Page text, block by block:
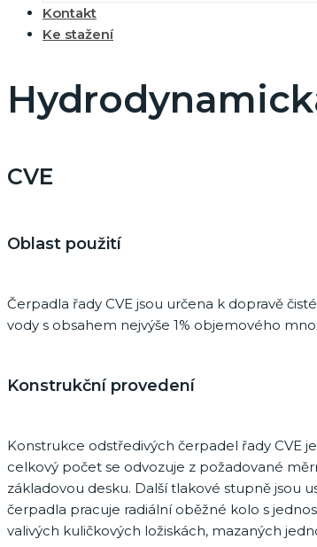
Kontakt
Ke stažení
CVE
Oblast použití
Čerpadla řady CVE jsou určena k dopravě
vody s obsahem nejvýše 1% objemového
Konstrukční provedení
Konstrukce odstředivých čerpadel řady CVE
celkový počet se odvozuje z požadované
základovou desku. Další tlakové stupně jsou
čerpadla pracuje radiální oběžné kolo s
valivých kuličkových ložiskách, mazaných